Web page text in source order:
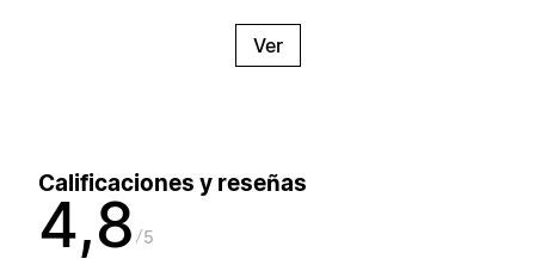
Ver
Calificaciones y reseñas
4,8 5